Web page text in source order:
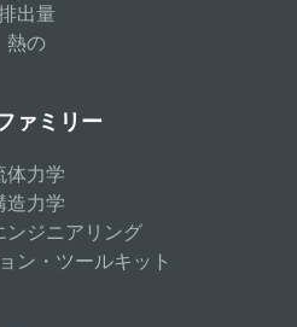
出量
熱の
ァミリー
体力学
造力学
ンジニアリング
ン・ツールキット